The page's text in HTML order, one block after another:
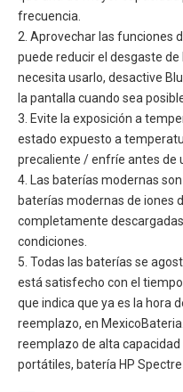
frecuencia.
2. Aprovechar las funciones
puede reducir el desgaste
necesita usarlo, desactive
la pantalla cuando sea
3. Evite la exposición a
estado expuesto a
precaliente / enfríe antes de
4. Las baterías modernas
baterías modernas de iones
completamente
condiciones.
5. Todas las baterías se
está satisfecho con el
que indica que ya es la hora
reemplazo, en
reemplazo de alta
portátiles, batería HP